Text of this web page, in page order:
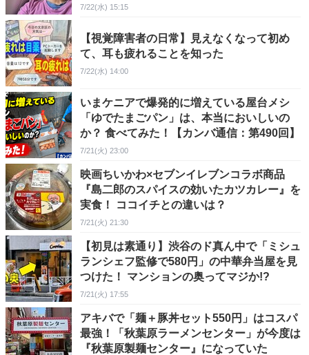
7/22(水) 15:15
【視覚障害者の日常】見えなくなって初め
て、耳も疲れることを知った
7/22(水) 14:00
いまケニアで爆発的に増えている屋台メシ
「ゆでたまごパン」は、本当においしいの
か？ 食べてみた！【カンバ通信：第490回】
7/21(火) 23:00
映画ちいかわ×セブンイレブンコラボ商品
『島二郎のスパイスの効いたカツカレー』を
実食！ ココイチとの違いは？
7/21(火) 21:30
【初見は素通り】渋谷のド真ん中で「ミシュ
ランシェフ監修で580円」の中華弁当屋を見
つけた！ マンションの奥ってマジか!?
7/21(火) 17:55
アキバで「麺＋豚丼セット550円」はコスパ
最強！「秋葉原ラーメンセンター」が今度は
『秋葉原製麺センター』になっていた